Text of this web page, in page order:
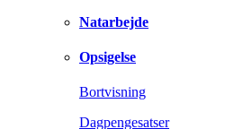
Natarbejde
Opsigelse
Bortvisning
Dagpengesatser